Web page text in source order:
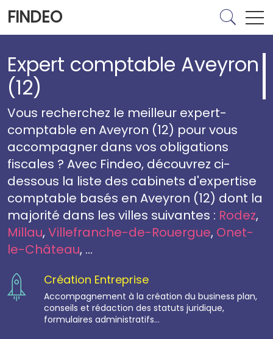
FINDEO
Expert comptable Aveyron
(12)
Vous recherchez le meilleur expert-
comptable en Aveyron (12) pour vous
accompagner dans vos obligations
fiscales ? Avec Findeo, découvrez ci-
dessous la liste des cabinets d'expertise
comptable basés en Aveyron (12) dont la
majorité dans les villes suivantes : Rodez,
Millau,Villefranche-de-Rouergue, Onet-
le-Château, ...
Création Entreprise
Accompagnement à la création du business plan,
conseils et rédaction des statuts juridique,
formulaires administratifs...